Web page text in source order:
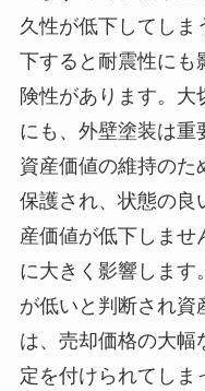
久性が低下してしま
下すると耐震性にも
険性があります。
にも、外壁塗装は重
資産価値の維持のた
保護され、状態の良
産価値が低下しませ
に大きく影響します
が低いと判断され資
は、売却価格の大幅
定を付けられてしま